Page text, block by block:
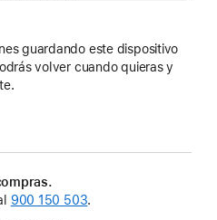
guardando este dispositivo
volver cuando quieras y
900 150 503.